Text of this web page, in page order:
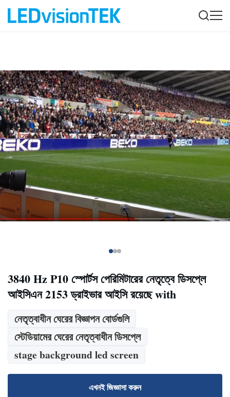
3840 Hz P10 স্পোর্টস পেরিমিটারের নেতৃত্বে ডিসপ্লে
আইসিএন 2153 ড্রাইভার আইসি রয়েছে with
নেতৃত্বাধীন ঘেরের বিজ্ঞাপন বোর্ডগুলি
স্টেডিয়ামের ঘেরের নেতৃত্বাধীন ডিসপ্লে
stage background led screen
এখনই জিজ্ঞাসা করুন